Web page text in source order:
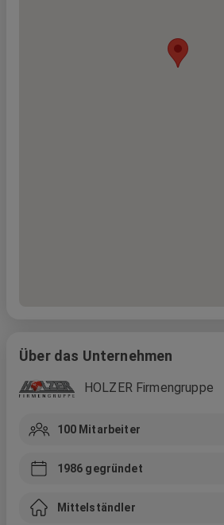
Über das Unternehmen
HOLZER Firmengruppe
100 Mitarbeiter
1986 gegründet
Mittelständler